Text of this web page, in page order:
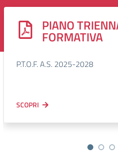
PIANO
FORMATIVA
P.T.O.F. A.S. 2025-2028
SCOPRI